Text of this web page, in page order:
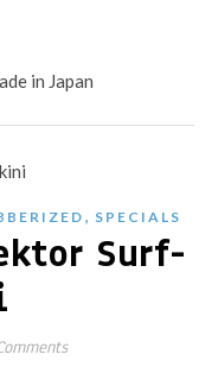
in Japan
, SPECIALS
Surf-